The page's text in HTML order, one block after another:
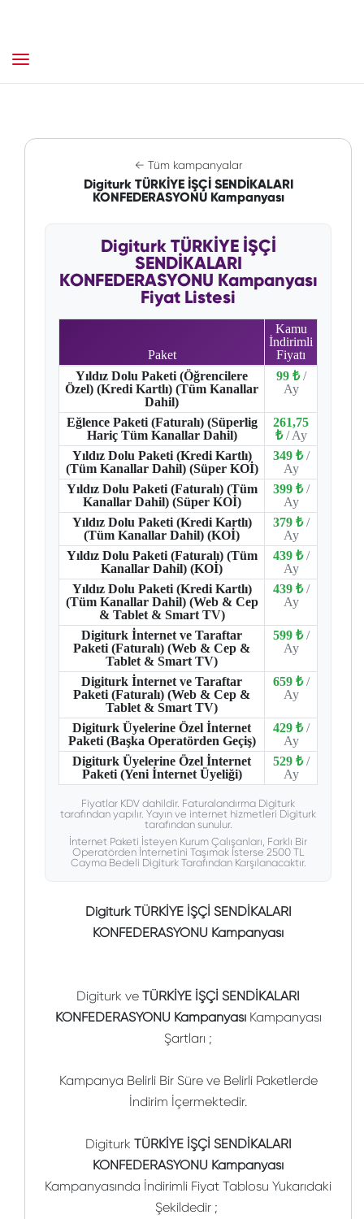
← Tüm kampanyalar
Digiturk TÜRKİYE İŞÇİ SENDİKALARI
KONFEDERASYONU Kampanyası
Digiturk TÜRKİYE İŞÇİ
SENDİKALARI
KONFEDERASYONU Kampanyası
Fiyat Listesi
Paket
Kamu
İndirimli
Fiyatı
Yıldız Dolu Paketi (Öğrencilere
Özel) (Kredi Kartlı) (Tüm Kanallar
Dahil)
99 ₺ /
Ay
Eğlence Paketi (Faturalı) (Süperlig
Hariç Tüm Kanallar Dahil)
261,75
₺ / Ay
Yıldız Dolu Paketi (Kredi Kartlı)
(Tüm Kanallar Dahil) (Süper KOİ)
349 ₺ /
Ay
Yıldız Dolu Paketi (Faturalı) (Tüm
Kanallar Dahil) (Süper KOİ)
399 ₺ /
Ay
Yıldız Dolu Paketi (Kredi Kartlı)
(Tüm Kanallar Dahil) (KOİ)
379 ₺ /
Ay
Yıldız Dolu Paketi (Faturalı) (Tüm
Kanallar Dahil) (KOİ)
439 ₺ /
Ay
Yıldız Dolu Paketi (Kredi Kartlı)
(Tüm Kanallar Dahil) (Web & Cep
& Tablet & Smart TV)
439 ₺ /
Ay
Digiturk İnternet ve Taraftar
Paketi (Faturalı) (Web & Cep &
Tablet & Smart TV)
599 ₺ /
Ay
Digiturk İnternet ve Taraftar
Paketi (Faturalı) (Web & Cep &
Tablet & Smart TV)
659 ₺ /
Ay
Digiturk Üyelerine Özel İnternet
Paketi (Başka Operatörden Geçiş)
429 ₺ /
Ay
Digiturk Üyelerine Özel İnternet
Paketi (Yeni İnternet Üyeliği)
529 ₺ /
Ay
Fiyatlar KDV dahildir. Faturalandırma Digiturk
tarafından yapılır. Yayın ve internet hizmetleri Digiturk
tarafından sunulur.
İnternet Paketi İsteyen Kurum Çalışanları, Farklı Bir
Operatörden İnternetini Taşımak İsterse 2500 TL
Cayma Bedeli Digiturk Tarafından Karşılanacaktır.
Digiturk TÜRKİYE İŞÇİ SENDİKALARI
KONFEDERASYONU Kampanyası
Digiturk ve TÜRKİYE İŞÇİ SENDİKALARI
KONFEDERASYONU KampanyasıKampanyası
Şartları ;
Kampanya Belirli Bir Süre ve Belirli Paketlerde
İndirim İçermektedir.
Digiturk TÜRKİYE İŞÇİ SENDİKALARI
KONFEDERASYONU Kampanyası
Kampanyasında İndirimli Fiyat Tablosu Yukarıdaki
Şekildedir ;